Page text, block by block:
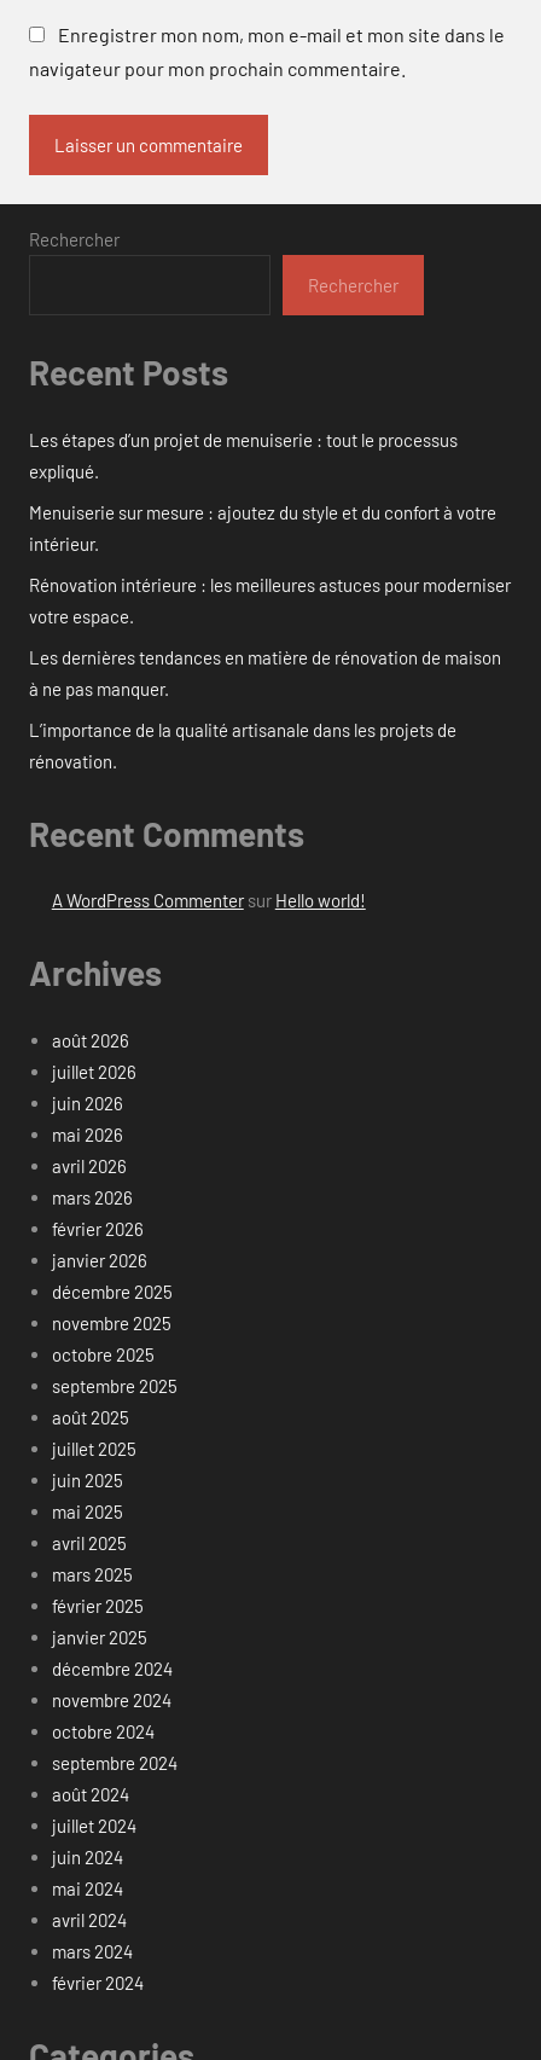
Enregistrer mon nom, mon e-mail et mon site dans le
navigateur pour mon prochain commentaire.
Rechercher
Rechercher
Recent Posts
Les étapes d’un projet de menuiserie : tout le processus
expliqué.
Menuiserie sur mesure : ajoutez du style et du confort à votre
intérieur.
Rénovation intérieure : les meilleures astuces pour moderniser
votre espace.
Les dernières tendances en matière de rénovation de maison
à ne pas manquer.
L’importance de la qualité artisanale dans les projets de
rénovation.
Recent Comments
A WordPress Commentersur Hello world!
Archives
août 2026
juillet 2026
juin 2026
mai 2026
avril 2026
mars 2026
février 2026
janvier 2026
décembre 2025
novembre 2025
octobre 2025
septembre 2025
août 2025
juillet 2025
juin 2025
mai 2025
avril 2025
mars 2025
février 2025
janvier 2025
décembre 2024
novembre 2024
octobre 2024
septembre 2024
août 2024
juillet 2024
juin 2024
mai 2024
avril 2024
mars 2024
février 2024